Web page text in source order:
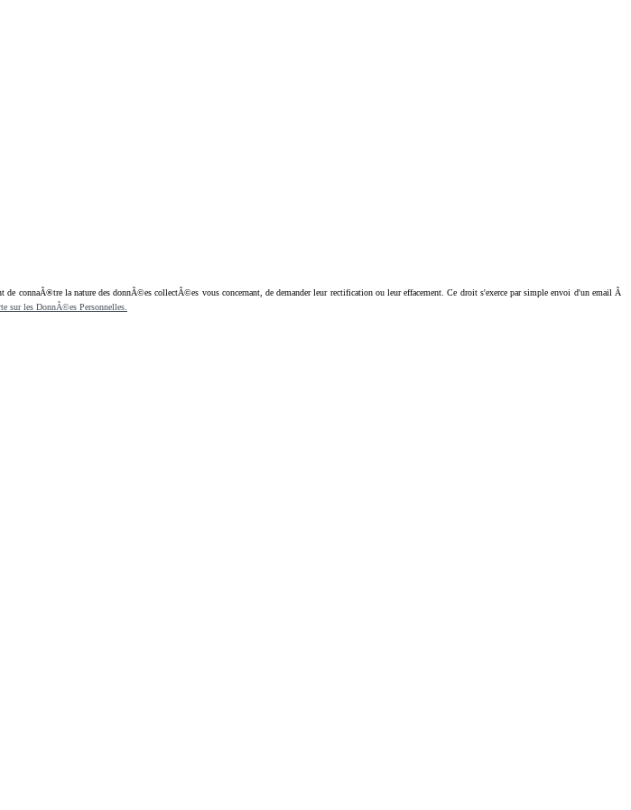
la nature des donnÃ©es collectÃ©es vous concernant, de demander leur rectification ou leur effacement. Ce droit s'exerce par simple envoi d'un email Ã
sur les DonnÃ©es Personnelles.